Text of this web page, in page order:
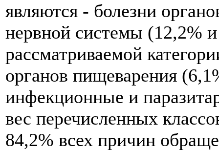
являются - болезни
нервной системы (12,2%
рассматриваемой
органов пищеварения
инфекционные и
вес перечисленных
84,2% всех причин